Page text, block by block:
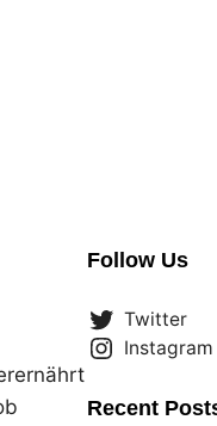
Follow Us
Twitter
Instagram
Recent